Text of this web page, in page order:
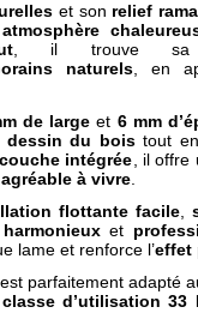
et son relief
atmosphère
, il trouve sa
naturels, en
de large et 6 mm
dessin du boistout
intégrée , il offre
agréable à vivre
flottante facile,
harmonieuxet
lame et renforce l’effet
parfaitement adapté
classe d’utilisation 33